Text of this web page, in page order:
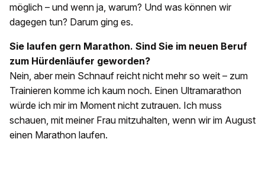
möglich – und wenn ja, warum? Und was können wir
dagegen tun? Darum ging es.
Sie laufen gern Marathon. Sind Sie im neuen Beruf
zum Hürdenläufer geworden?
Nein, aber mein Schnauf reicht nicht mehr so weit – zum
Trainieren komme ich kaum noch. Einen Ultramarathon
würde ich mir im Moment nicht zutrauen. Ich muss
schauen, mit meiner Frau mitzuhalten, wenn wir im August
einen Marathon laufen.